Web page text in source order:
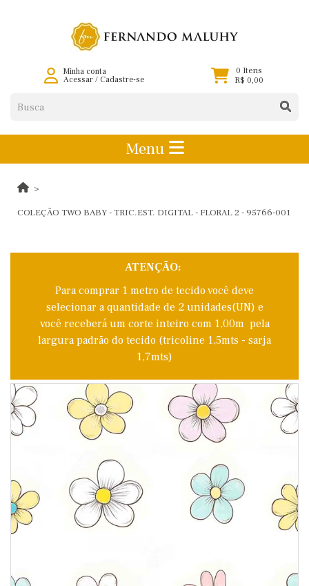
Minha conta
Acessar/ Cadastre-se
0 Itens
R$ 0,00
Menu
COLEÇÃO TWO BABY - TRIC.EST. DIGITAL - FLORAL 2 - 95766-001
ATENÇÃO:
Para comprar 1 metro de tecido você deve
selecionar a quantidade de 2 unidades(UN) e
você receberá um corte inteiro com 1,00m pela
largura padrão do tecido (tricoline 1,5mts - sarja
1,7mts)